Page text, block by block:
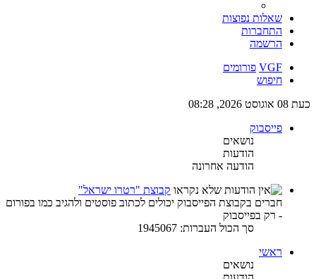
שאלות נפוצות
התחברות
הרשמה
VGF פורומים
חיפוש
כעת 08 אוגוסט 2026, 08:28
פייסבוק
נושאים
הודעות
הודעה אחרונה
קבוצת "רטרו ישראל"
חברים בקבוצת הפייסבוק יכולים לכתוב פוסטים ולהגיב כמו בפורום
- רק בפייסבוק
סך הכול העברות: 1945067
ראשי
נושאים